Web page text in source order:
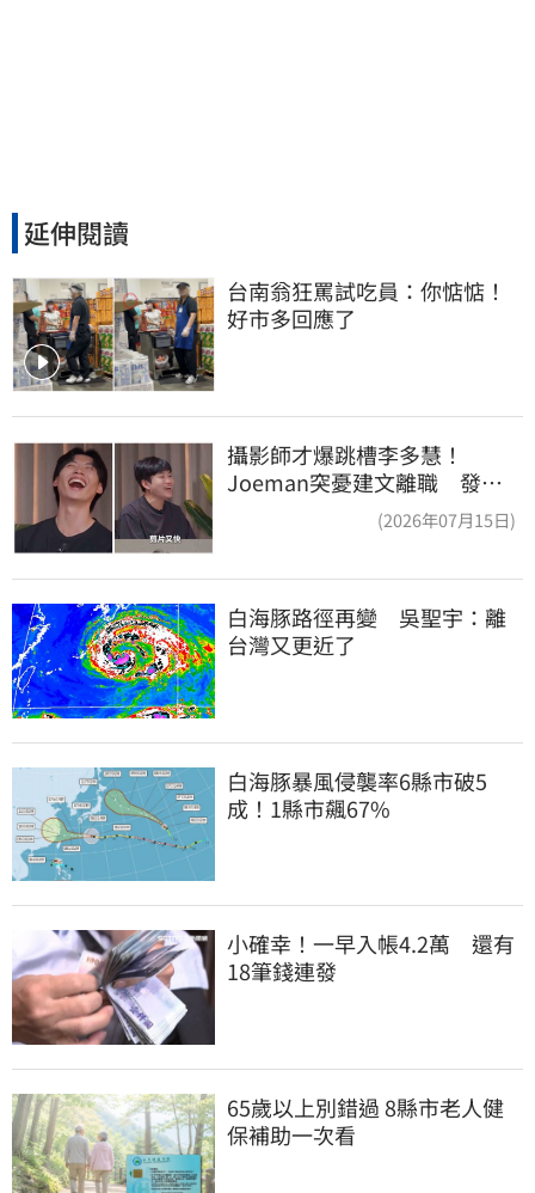
延伸閱讀
台南翁狂罵試吃員：你惦惦！
好市多回應了
攝影師才爆跳槽李多慧！
Joeman突憂建文離職 發聲
「其實我很清楚」(2026年07月15日)
白海豚路徑再變　吳聖宇：離
台灣又更近了
白海豚暴風侵襲率6縣市破5
成！1縣市飆67%
小確幸！一早入帳4.2萬　還有
18筆錢連發
65歲以上別錯過 8縣市老人健
保補助一次看